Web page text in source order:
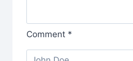
Comment *